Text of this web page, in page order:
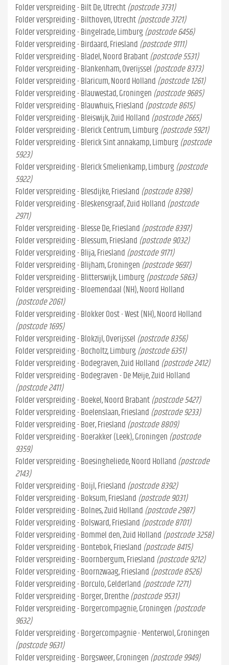
Folder verspreiding - Bilt De, Utrecht (postcode 3731)
Folder verspreiding - Bilthoven, Utrecht (postcode 3721)
Folder verspreiding - Bingelrade, Limburg (postcode 6456)
Folder verspreiding - Birdaard, Friesland (postcode 9111)
Folder verspreiding - Bladel, Noord Brabant (postcode 5531)
Folder verspreiding - Blankenham, Overijssel (postcode 8373)
Folder verspreiding - Blaricum, Noord Holland (postcode 1261)
Folder verspreiding - Blauwestad, Groningen (postcode 9685)
Folder verspreiding - Blauwhuis, Friesland (postcode 8615)
Folder verspreiding - Bleiswijk, Zuid Holland (postcode 2665)
Folder verspreiding - Blerick Centrum, Limburg (postcode 5921)
Folder verspreiding - Blerick Sint annakamp, Limburg (postcode
5923)
Folder verspreiding - Blerick Smelienkamp, Limburg (postcode
5922)
Folder verspreiding - Blesdijke, Friesland (postcode 8398)
Folder verspreiding - Bleskensgraaf, Zuid Holland (postcode
2971)
Folder verspreiding - Blesse De, Friesland (postcode 8397)
Folder verspreiding - Blessum, Friesland (postcode 9032)
Folder verspreiding - Blija, Friesland (postcode 9171)
Folder verspreiding - Blijham, Groningen (postcode 9697)
Folder verspreiding - Blitterswijk, Limburg (postcode 5863)
Folder verspreiding - Bloemendaal (NH), Noord Holland
(postcode 2061)
Folder verspreiding - Blokker Oost - West (NH), Noord Holland
(postcode 1695)
Folder verspreiding - Blokzijl, Overijssel (postcode 8356)
Folder verspreiding - Bocholtz, Limburg (postcode 6351)
Folder verspreiding - Bodegraven, Zuid Holland (postcode 2412)
Folder verspreiding - Bodegraven - De Meije, Zuid Holland
(postcode 2411)
Folder verspreiding - Boekel, Noord Brabant (postcode 5427)
Folder verspreiding - Boelenslaan, Friesland (postcode 9233)
Folder verspreiding - Boer, Friesland (postcode 8809)
Folder verspreiding - Boerakker (Leek), Groningen (postcode
9359)
Folder verspreiding - Boesingheliede, Noord Holland (postcode
2143)
Folder verspreiding - Boijl, Friesland (postcode 8392)
Folder verspreiding - Boksum, Friesland (postcode 9031)
Folder verspreiding - Bolnes, Zuid Holland (postcode 2987)
Folder verspreiding - Bolsward, Friesland (postcode 8701)
Folder verspreiding - Bommel den, Zuid Holland (postcode 3258)
Folder verspreiding - Bontebok, Friesland (postcode 8415)
Folder verspreiding - Boornbergum, Friesland (postcode 9212)
Folder verspreiding - Boornzwaag, Friesland (postcode 8526)
Folder verspreiding - Borculo, Gelderland (postcode 7271)
Folder verspreiding - Borger, Drenthe (postcode 9531)
Folder verspreiding - Borgercompagnie, Groningen (postcode
9632)
Folder verspreiding - Borgercompagnie - Menterwol, Groningen
(postcode 9631)
Folder verspreiding - Borgsweer, Groningen (postcode 9949)